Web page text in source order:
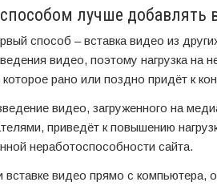
лучше добавлять
способ – вставка видео из
видео, поэтому нагрузка на
которое рано или поздно придёт к
видео, загруженного на
приведёт к повышению
неработоспособности сайта.
вставке видео прямо с компьютера,